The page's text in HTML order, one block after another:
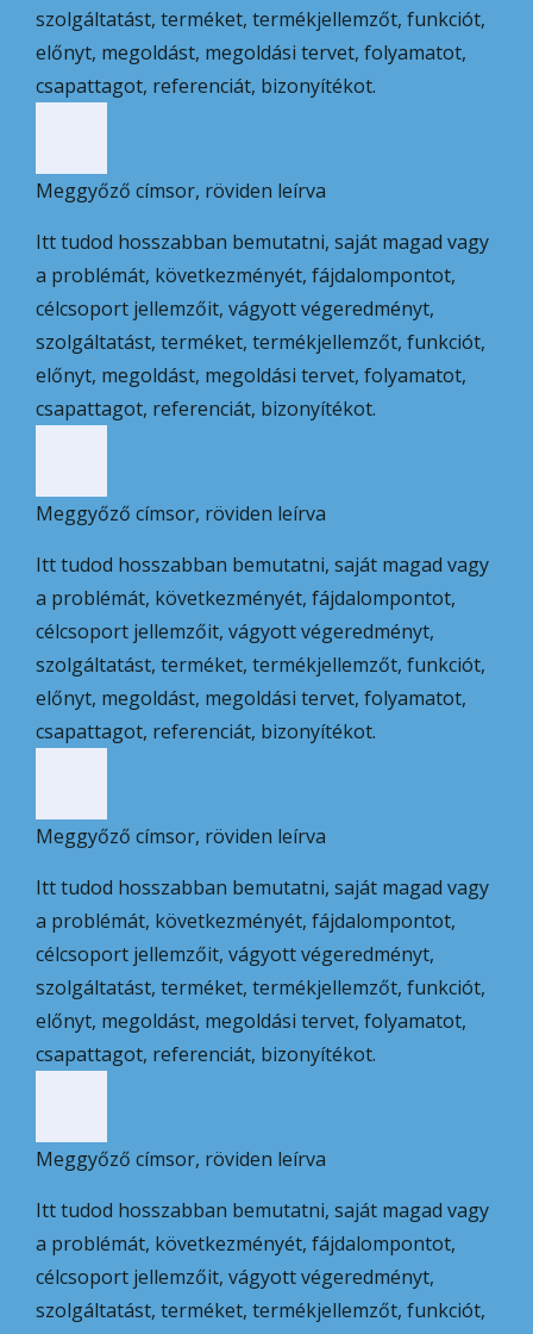
szolgáltatást, terméket, termékjellemzőt, funkciót,
előnyt, megoldást, megoldási tervet, folyamatot,
csapattagot, referenciát, bizonyítékot.
Meggyőző címsor, röviden leírva
Itt tudod hosszabban bemutatni, saját magad vagy
a problémát, következményét, fájdalompontot,
célcsoport jellemzőit, vágyott végeredményt,
szolgáltatást, terméket, termékjellemzőt, funkciót,
előnyt, megoldást, megoldási tervet, folyamatot,
csapattagot, referenciát, bizonyítékot.
Meggyőző címsor, röviden leírva
Itt tudod hosszabban bemutatni, saját magad vagy
a problémát, következményét, fájdalompontot,
célcsoport jellemzőit, vágyott végeredményt,
szolgáltatást, terméket, termékjellemzőt, funkciót,
előnyt, megoldást, megoldási tervet, folyamatot,
csapattagot, referenciát, bizonyítékot.
Meggyőző címsor, röviden leírva
Itt tudod hosszabban bemutatni, saját magad vagy
a problémát, következményét, fájdalompontot,
célcsoport jellemzőit, vágyott végeredményt,
szolgáltatást, terméket, termékjellemzőt, funkciót,
előnyt, megoldást, megoldási tervet, folyamatot,
csapattagot, referenciát, bizonyítékot.
Meggyőző címsor, röviden leírva
Itt tudod hosszabban bemutatni, saját magad vagy
a problémát, következményét, fájdalompontot,
célcsoport jellemzőit, vágyott végeredményt,
szolgáltatást, terméket, termékjellemzőt, funkciót,